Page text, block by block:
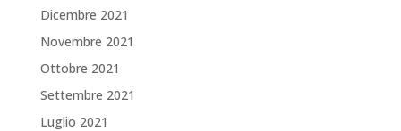
Dicembre 2021
Novembre 2021
Ottobre 2021
Settembre 2021
Luglio 2021